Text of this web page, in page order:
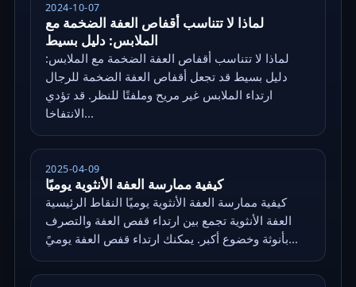
2024-10-07
لماذا لا تتناسب أقفاص العفة الضخمة مع
الملابس: دليل بسيط
لماذا لا تتناسب أقفاص العفة الضخمة مع الملابس:
دليل بسيط قد تجعل أقفاص العفة الضخمة للرجال
ارتداء الملابس غير مريح وملفتًا للنظر. قد تؤدي
الانتفاخا...
2025-04-09
كيفية ممارسة العفة الأنثوية يوميًا
كيفية ممارسة العفة الأنثوية يوميًا النقاط الرئيسية
العفة الأنثوية تجمع بين ارتداء قفص العفة والتصرف
بأنوثة وخضوع أكبر. يمكنك ارتداء قفص العفة يوميً...